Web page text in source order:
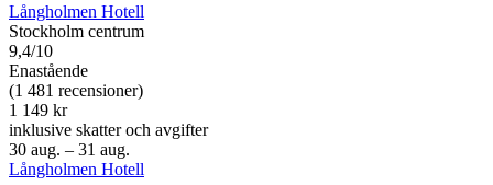
Långholmen Hotell
Stockholm centrum
9,4/10
Enastående
(1 481 recensioner)
1 149 kr
inklusive skatter och avgifter
30 aug. – 31 aug.
Långholmen Hotell